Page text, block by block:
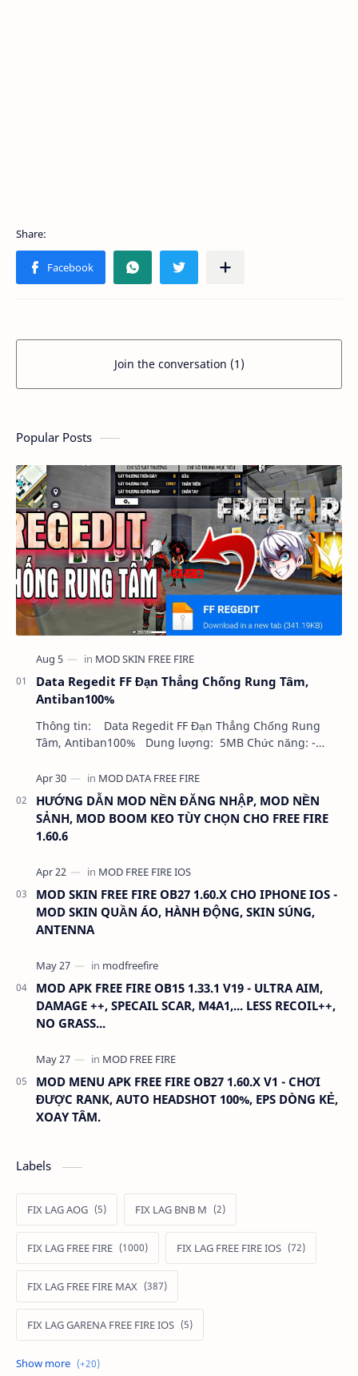
Join the conversation (1)
Popular Posts
Data Regedit FF Đạn Thẳng Chống Rung Tâm,
Antiban100%
Thông tin: Data Regedit FF Đạn Thẳng Chống Rung
Tâm, Antiban100% Dung lượng: 5MB Chức năng: -
HƯỚNG DẪN MOD NỀN ĐĂNG NHẬP, MOD NỀN
SẢNH, MOD BOOM KEO TÙY CHỌN CHO FREE FIRE
1.60.6
MOD SKIN FREE FIRE OB27 1.60.X CHO IPHONE IOS -
MOD SKIN QUẦN ÁO, HÀNH ĐỘNG, SKIN SÚNG,
ANTENNA
MOD APK FREE FIRE OB15 1.33.1 V19 - ULTRA AIM,
DAMAGE ++, SPECAIL SCAR, M4A1,... LESS RECOIL++,
NO GRASS...
MOD MENU APK FREE FIRE OB27 1.60.X V1 - CHƠI
ĐƯỢC RANK, AUTO HEADSHOT 100%, EPS DÒNG KẺ,
XOAY TÂM.
Labels
FIX LAG AOG FIX LAG BNB M
FIX LAG FREE FIRE FIX LAG FREE FIRE IOS
FIX LAG FREE FIRE MAX
FIX LAG GARENA FREE FIRE IOS
FIX LAG LIÊN QUÂN MOBILE